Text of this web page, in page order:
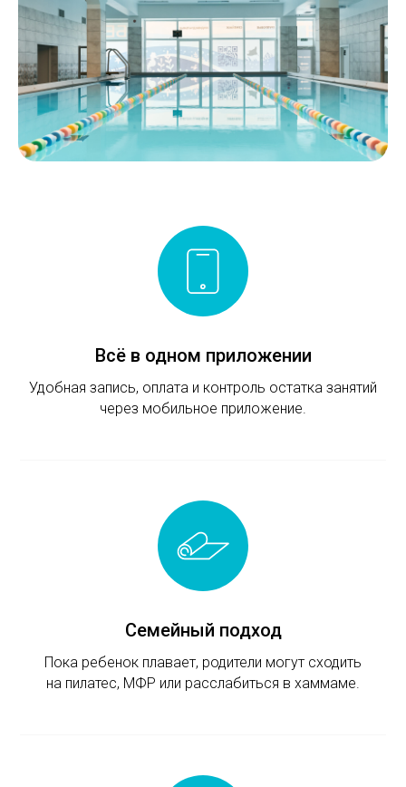
Всё в одном приложении
Удобная запись, оплата и контроль остатка занятий
через мобильное приложение.
Семейный подход
Пока ребенок плавает, родители могут сходить
на пилатес, МФР или расслабиться в хаммаме.